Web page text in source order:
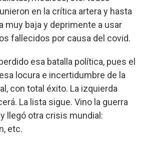
en la crítica artera y hasta
muy baja y deprimente a usar
fallecidos por causa del covid.
esa batalla política, pues el
locura e incertidumbre de la
con total éxito. La izquierda
La lista sigue. Vino la guerra
llegó otra crisis mundial:
etc.